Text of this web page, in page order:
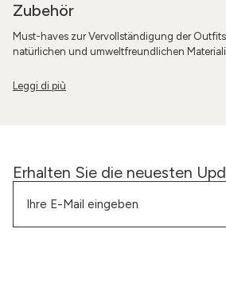
Zubehör
Must-haves zur Vervollständigung der
natürlichen und umweltfreundlichen
Erhalten Sie die neuesten